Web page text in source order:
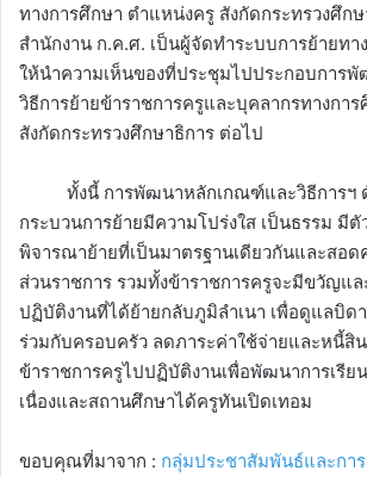
ทางการศึกษา ตำแหน่งครู สังกัดกระทรวงศึก
สำนักงาน ก.ค.ศ. เป็นผู้จัดทำระบบการย้ายทา
ให้นำความเห็นของที่ประชุมไปประกอบการ
วิธีการย้ายข้าราชการครูและบุคลากรทางกา
สังกัดกระทรวงศึกษาธิการ ต่อไป
ทั้งนี้ การพัฒนาหลักเกณฑ์และวิธีการฯ
กระบวนการย้ายมีความโปร่งใส เป็นธรรม มีตั
พิจารณาย้ายที่เป็นมาตรฐานเดียวกันและสอ
ส่วนราชการ รวมทั้งข้าราชการครูจะมีขวัญแล
ปฏิบัติงานที่ได้ย้ายกลับภูมิลำเนา เพื่อดูแลบิด
ร่วมกับครอบครัว ลดภาระค่าใช้จ่ายและหนี้สิ
ข้าราชการครูไปปฏิบัติงานเพื่อพัฒนาการเรีย
เนื่องและสถานศึกษาได้ครูทันเปิดเทอม
ขอบคุณที่มาจาก : กลุ่มประชาสัมพันธ์และกา